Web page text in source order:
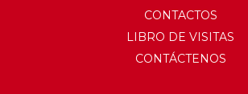
CONTACTOS
LIBRO DE VISITAS
CONTÁCTENOS